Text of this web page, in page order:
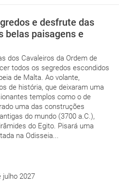
e desfrute das
belas paisagens e
dos Cavaleiros da Ordem de
todos os segredos escondidos
de Malta. Ao volante,
de história, que deixaram uma
templos como o de
uma das construções
do mundo (3700 a.C.),
do Egito. Pisará uma
na Odisseia...
julho 2027